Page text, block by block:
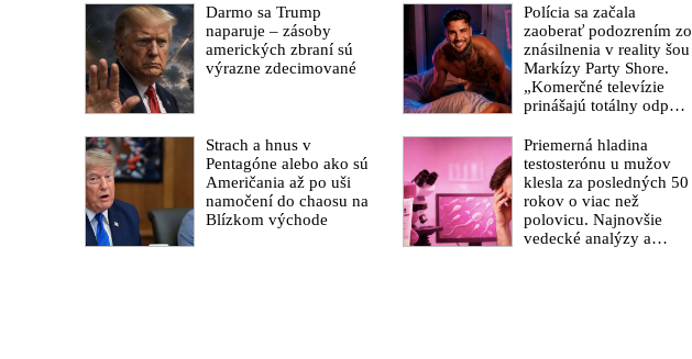
2026
Darmo sa Trump
naparuje – zásoby
amerických zbraní sú
výrazne zdecimované
Polícia sa začala
zaoberať podozrením zo
znásilnenia v reality šou
Markízy Party Shore.
„Komerčné televízie
prinášajú totálny odpad,
hnojom,“ vyhlásil v
reakcii exminister
školstva Juraj Draxler.
„KDE SÚ protesty,
výkriky či štrajky
novinárov a mediálnych
Strach a hnus v
Pentagóne alebo ako sú
Američania až po uši
namočení do chaosu na
Blízkom východe
Priemerná hladina
testosterónu u mužov
klesla za posledných 50
rokov o viac než
polovicu. Najnovšie
vedecké analýzy a